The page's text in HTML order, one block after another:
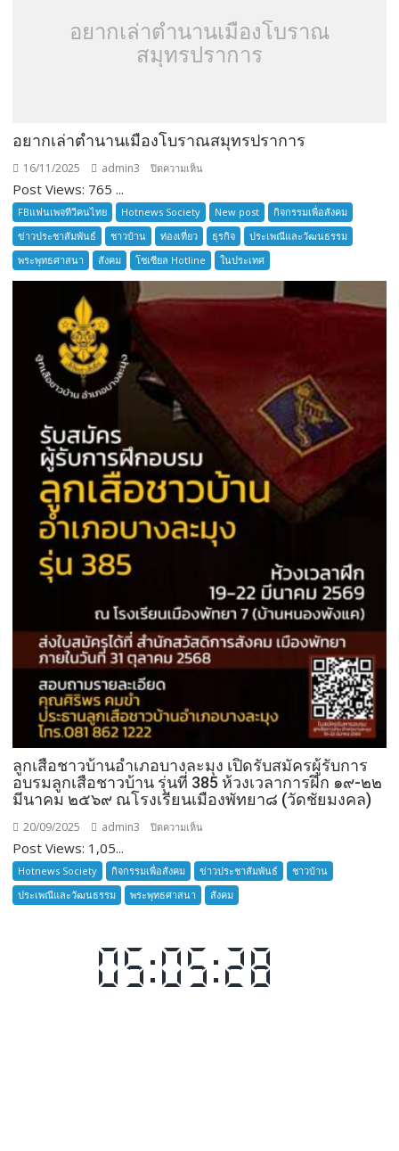
อยากเล่าตำนานเมืองโบราณ
สมุทรปราการ
อยากเล่าตำนานเมืองโบราณสมุทรปราการ
16/11/2025 admin3 ปิดความเห็น
เล่า
ตำนาน
เมือง
โบราณ
สมุทรปราการ
Post Views: 765 ...
FBแฟนเพจทีวีคนไทย Hotnews Society New post
กิจกรรมเพื่อสังคม
ข่าวประชาสัมพันธ์
ชาวบ้าน ท่องเที่ยว ธุรกิจ
ประเพณีและวัฒนธรรม
พระพุทธศาสนา
สังคม โซเซียล Hotline ในประเทศ
ลูกเสือชาวบ้านอำเภอบางละมุง เปิดรับสมัครผู้รับการ
อบรมลูกเสือชาวบ้าน รุ่นที่ 385 ห้วงเวลาการฝึก ๑๙-๒๒
มีนาคม ๒๕๖๙ ณโรงเรียนเมืองพัทยา๘ (วัดชัยมงคล)
20/09/2025 admin3 ปิดความเห็น
เสือ
ชาว
บ้าน
เปิด
รับ
Post Views: 1,05...
Hotnews Society กิจกรรมเพื่อสังคม ข่าวประชาสัมพันธ์
ชาวบ้าน
ประเพณีและวัฒนธรรม
พระพุทธศาสนา สังคม